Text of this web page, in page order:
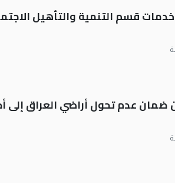
خدمات قسم التنمية والتأهيل
ضمان عدم تحول أراضي العراق إلى